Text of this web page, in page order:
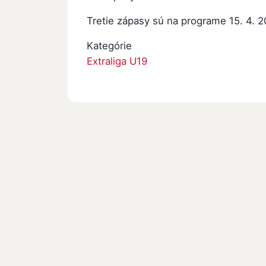
Tretie zápasy sú na programe 15. 4.
Kategórie
Extraliga U19